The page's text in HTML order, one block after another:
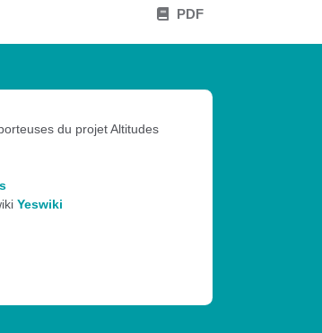
PDF
du projet Altitudes
Yeswiki